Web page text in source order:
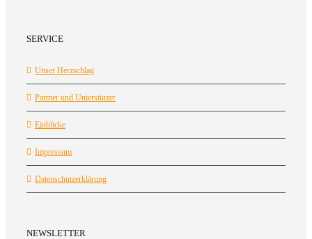
SERVICE
Unser Herzschlag
Partner und Unterstützer
Einblicke
Impressum
Datenschutzerklärung
NEWSLETTER